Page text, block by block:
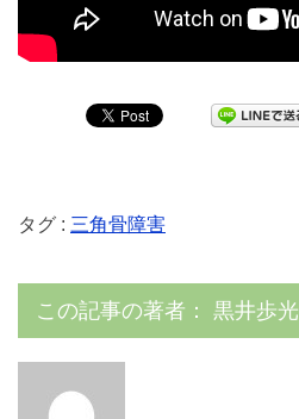
タグ : 三角骨障害
この記事の著者： 黒井歩光